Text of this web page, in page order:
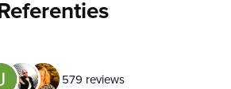
Referenties
579 reviews